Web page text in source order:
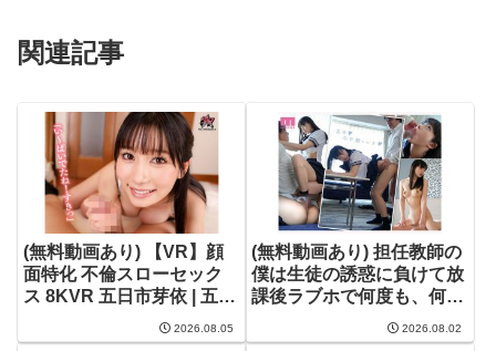
関連記事
(無料動画あり) 【VR】顔
面特化 不倫スローセック
ス 8KVR 五日市芽依 | 五日
市芽依 | dsvr00069
2026.08.05
(無料動画あり) 担任教師の
僕は生徒の誘惑に負けて放
課後ラブホで何度も、何度
も、セックスしてしまっ
た… 井上もも | 井上もも |
2026.08.02